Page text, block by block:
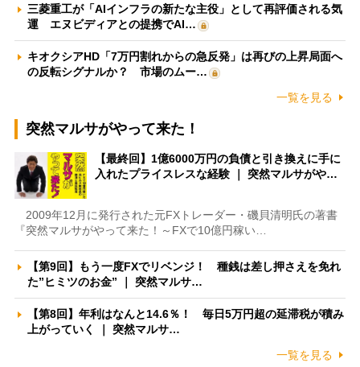
三菱重工が「AIインフラの新たな主役」として再評価される気
運 エヌビディアとの提携でAI…
キオクシアHD「7万円割れからの急反発」は再びの上昇局面へ
の反転シグナルか？ 市場のムー…
一覧を見る
突然マルサがやって来た！
【最終回】1億6000万円の負債と引き換えに手に
入れたプライスレスな経験 ｜ 突然マルサがや…
2009年12月に発行された元FXトレーダー・磯貝清明氏の著書
『突然マルサがやって来た！～FXで10億円稼い…
【第9回】もう一度FXでリベンジ！ 種銭は差し押さえを免れ
た”ヒミツのお金” ｜ 突然マルサ…
【第8回】年利はなんと14.6％！ 毎日5万円超の延滞税が積み
上がっていく ｜ 突然マルサ…
一覧を見る